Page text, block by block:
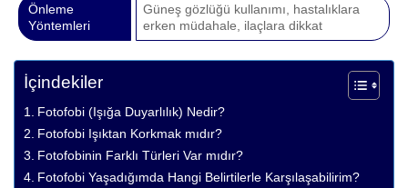
Önleme
Yöntemleri
Güneş gözlüğü kullanımı, hastalıklara
erken müdahale, ilaçlara dikkat
İçindekiler
Fotofobi (Işığa Duyarlılık) Nedir?
Fotofobi Işıktan Korkmak mıdır?
Fotofobinin Farklı Türleri Var mıdır?
Fotofobi Yaşadığımda Hangi Belirtilerle Karşılaşabilirim?